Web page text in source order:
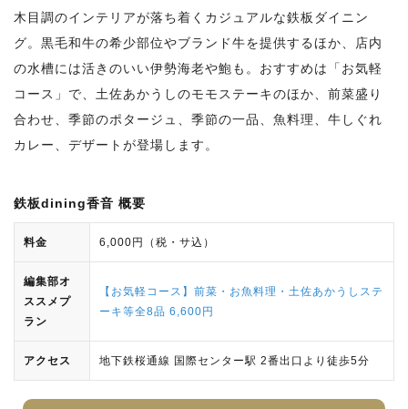
木目調のインテリアが落ち着くカジュアルな鉄板ダイニン
グ。黒毛和牛の希少部位やブランド牛を提供するほか、店内
の水槽には活きのいい伊勢海老や鮑も。おすすめは「お気軽
コース」で、土佐あかうしのモモステーキのほか、前菜盛り
合わせ、季節のポタージュ、季節の一品、魚料理、牛しぐれ
カレー、デザートが登場します。
鉄板dining香音 概要
料金 6,000円（税・サ込）
編集部オ
ススメプ
ラン
【お気軽コース】前菜・お魚料理・土佐あかうしステ
ーキ等全8品 6,600円
アクセス 地下鉄桜通線 国際センター駅 2番出口より徒歩5分